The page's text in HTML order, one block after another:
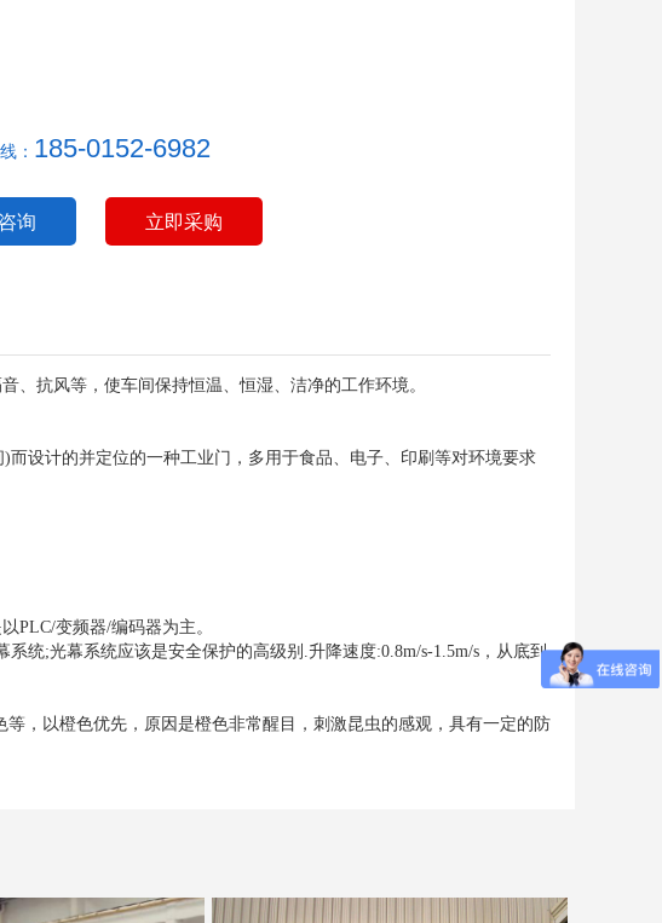
： 185-0152-6982
询 立即采购
、抗风等，使车间保持恒温、恒湿、洁净的工作环境。
设计的并定位的一种工业门，多用于食品、电子、印刷等对环境要求
PLC/变频器/编码器为主。
统;光幕系统应该是安全保护的高级别.升降速度:0.8m/s-1.5m/s，从底到
，以橙色优先，原因是橙色非常醒目，刺激昆虫的感观，具有一定的防